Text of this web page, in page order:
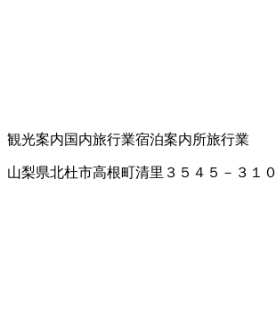
観光案内国内旅行業宿泊案内所旅行業
山梨県北杜市高根町清里３５４５－３１０